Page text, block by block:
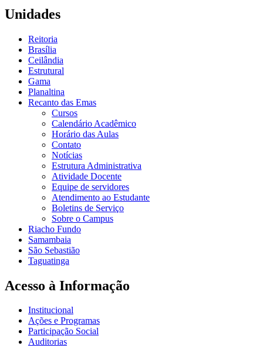
Unidades
Reitoria
Brasília
Ceilândia
Estrutural
Gama
Planaltina
Recanto das Emas
Cursos
Calendário Acadêmico
Horário das Aulas
Contato
Notícias
Estrutura Administrativa
Atividade Docente
Equipe de servidores
Atendimento ao Estudante
Boletins de Serviço
Sobre o Campus
Riacho Fundo
Samambaia
São Sebastião
Taguatinga
Acesso à Informação
Institucional
Ações e Programas
Participação Social
Auditorias